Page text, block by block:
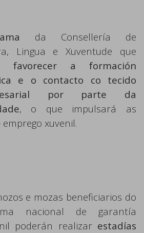
da Consellería de
Lingua e Xuventude que
favorecer a formación
e o contacto co tecido
por
parte da
, o que impulsará as
xuvenil.
e mozas beneficiarios do
nacional de garantía
poderán realizar estadías